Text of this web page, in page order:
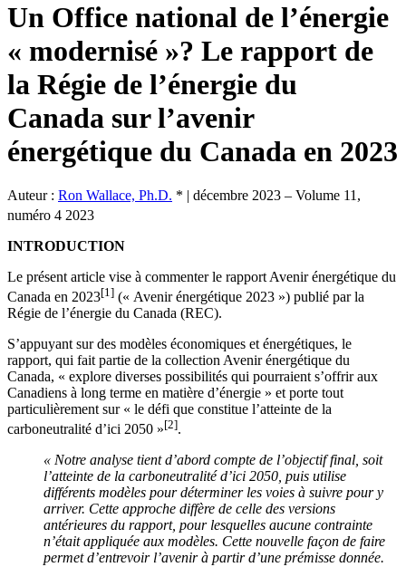
Un Office national de l’énergie
« modernisé »? Le rapport de
la Régie de l’énergie du
Canada sur l’avenir
énergétique du Canada en 2023
Auteur : Ron Wallace, Ph.D. *
décembre 2023 – Volume 11,
numéro 4 2023
INTRODUCTION
Le présent article vise à commenter le rapport Avenir énergétique du
Canada en 2023[1] (« Avenir énergétique 2023 ») publié par la
Régie de l’énergie du Canada (REC).
S’appuyant sur des modèles économiques et énergétiques, le
rapport, qui fait partie de la collection Avenir énergétique du
Canada, « explore diverses possibilités qui pourraient s’offrir aux
Canadiens à long terme en matière d’énergie » et porte tout
particulièrement sur « le défi que constitue l’atteinte de la
carboneutralité d’ici 2050 »[2].
« Notre analyse tient d’abord compte de l’objectif final, soit
l’atteinte de la carboneutralité d’ici 2050, puis utilise
différents modèles pour déterminer les voies à suivre pour y
arriver. Cette approche diffère de celle des versions
antérieures du rapport, pour lesquelles aucune contrainte
n’était appliquée aux modèles. Cette nouvelle façon de faire
permet d’entrevoir l’avenir à partir d’une prémisse donnée.